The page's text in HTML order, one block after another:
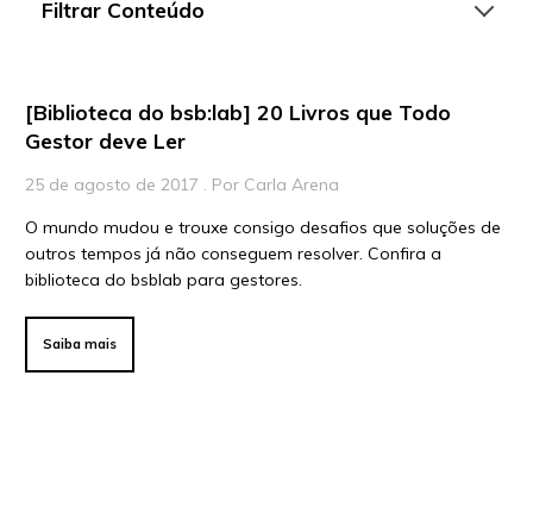
Filtrar Conteúdo
Artigos
Para Educadores
Para Líderes
[Biblioteca do bsb:lab] 20 Livros que Todo
Gestor deve Ler
25 de agosto de 2017 . Por Carla Arena
O mundo mudou e trouxe consigo desafios que soluções de
outros tempos já não conseguem resolver. Confira a
biblioteca do bsblab para gestores.
Saiba mais